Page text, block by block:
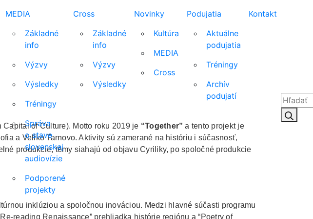
MEDIA
Základné
info
Výzvy
Výsledky
Tréningy
Správa
o stave
slovenskej
audiovízie
Podporené
projekty
Cross
Základné
info
Výzvy
Výsledky
Novinky
Kultúra
MEDIA
Cross
Podujatia
Aktuálne
podujatia
Tréningy
Archív
podujatí
Kontakt
Hľadať:
of Culture). Motto roku 2019 je “Together”a tento projekt je
a Veliko Tarnovo. Aktivity sú zamerané na históriu i súčasnosť,
produkcie, témy siahajú od objavu Cyriliky, po spoločné produkcie
inklúziou a spoločnou inováciou. Medzi hlavné súčasti programu
reading Renaissance” prehliadka histórie regiónu a “Poetry of